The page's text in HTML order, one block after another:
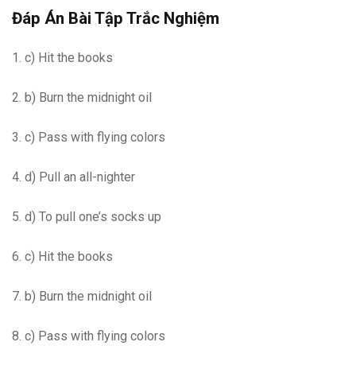
Đáp Án Bài Tập Trắc Nghiệm
1. c) Hit the books
2. b) Burn the midnight oil
3. c) Pass with flying colors
4. d) Pull an all-nighter
5. d) To pull one’s socks up
6. c) Hit the books
7. b) Burn the midnight oil
8. c) Pass with flying colors